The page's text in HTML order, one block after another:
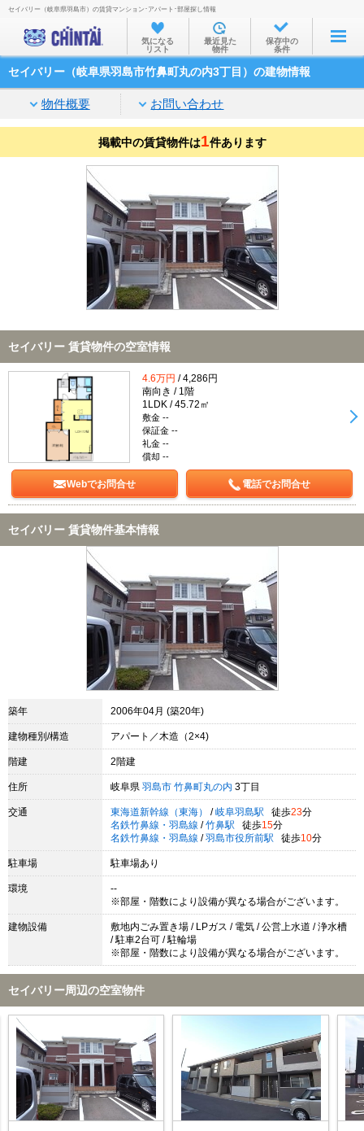
お部屋を探す
沿線・駅から
家賃相場から
通勤通学時間から
不動産会社から
TOP
セイバリー（岐阜県羽島市）の賃貸マンション･アパート･部屋探し情報
気になる
リスト
最近見た
物件
保存中の
条件
セイバリー（岐阜県羽島市竹鼻町丸の内3丁目）の建物情報
物件概要 お問い合わせ
掲載中の賃貸物件は1件あります
セイバリー 賃貸物件の空室情報
4.6万円 / 4,286円
南向き / 1階
1LDK / 45.72㎡
敷金 --
保証金 --
礼金 --
償却 --
Webでお問合せ 電話でお問合せ
セイバリー 賃貸物件基本情報
築年 2006年04月 (築20年)
建物種別/構造 アパート／木造（2×4)
階建 2階建
住所 岐阜県 羽島市 竹鼻町丸の内 3丁目
交通 東海道新幹線（東海） / 岐阜羽島駅 徒歩23分
名鉄竹鼻線・羽島線 / 竹鼻駅 徒歩15分
名鉄竹鼻線・羽島線 / 羽島市役所前駅 徒歩10分
駐車場 駐車場あり
環境
--
※部屋・階数により設備が異なる場合がございます。
建物設備
敷地内ごみ置き場 / LPガス / 電気 / 公営上水道 / 浄水槽
/ 駐車2台可 / 駐輪場
※部屋・階数により設備が異なる場合がございます。
セイバリー周辺の空室物件